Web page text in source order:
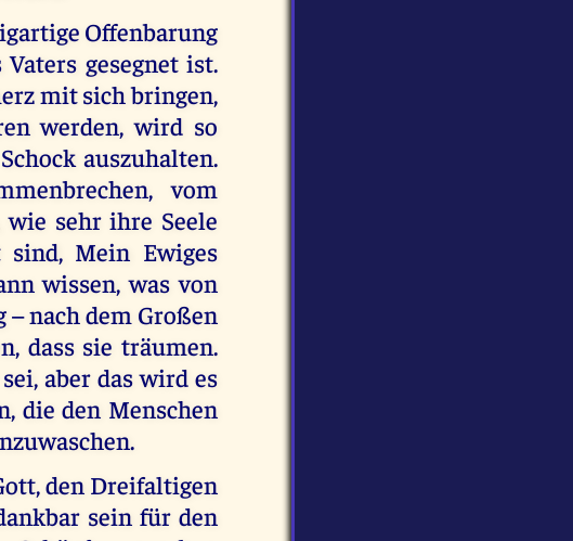
Offenbarung
gesegnet ist.
mit sich bringen,
werden, wird so
auszuhalten.
vom
sehr ihre Seele
Mein Ewiges
wissen, was von
nach dem Großen
dass sie träumen.
aber das wird es
die den Menschen
den Dreifaltigen
sein für den